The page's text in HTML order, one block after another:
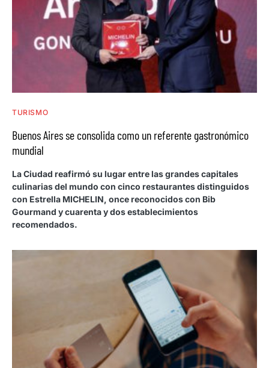
TURISMO
Buenos Aires se consolida como un referente gastronómico
mundial
La Ciudad reafirmó su lugar entre las grandes capitales
culinarias del mundo con cinco restaurantes distinguidos
con Estrella MICHELIN, once reconocidos con Bib
Gourmand y cuarenta y dos establecimientos
recomendados.